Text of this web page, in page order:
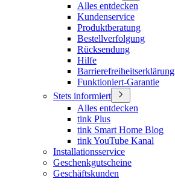
Alles entdecken
Kundenservice
Produktberatung
Bestellverfolgung
Rücksendung
Hilfe
Barrierefreiheitserklärung
Funktioniert-Garantie
Stets informiert
Alles entdecken
tink Plus
tink Smart Home Blog
tink YouTube Kanal
Installationsservice
Geschenkgutscheine
Geschäftskunden